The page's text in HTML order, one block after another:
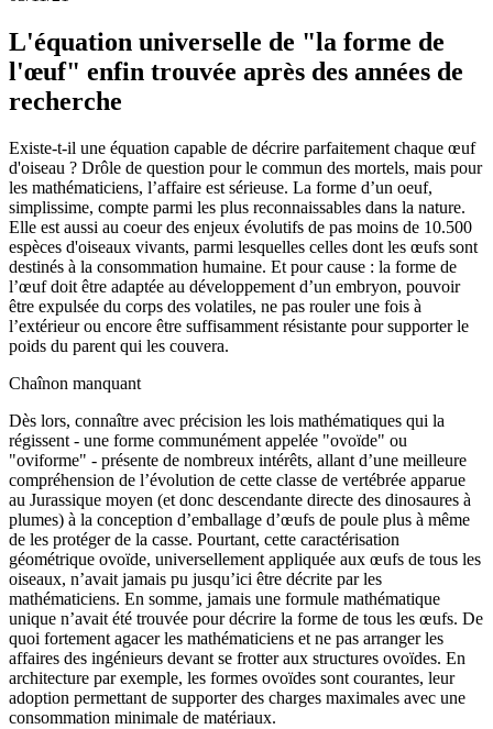
L'équation universelle de "la forme de
l'œuf" enfin trouvée après des années de
recherche
Existe-t-il une équation capable de décrire parfaitement chaque œuf
d'oiseau ? Drôle de question pour le commun des mortels, mais pour
les mathématiciens, l’affaire est sérieuse. La forme d’un oeuf,
simplissime, compte parmi les plus reconnaissables dans la nature.
Elle est aussi au coeur des enjeux évolutifs de pas moins de 10.500
espèces d'oiseaux vivants, parmi lesquelles celles dont les œufs sont
destinés à la consommation humaine. Et pour cause : la forme de
l’œuf doit être adaptée au développement d’un embryon, pouvoir
être expulsée du corps des volatiles, ne pas rouler une fois à
l’extérieur ou encore être suffisamment résistante pour supporter le
poids du parent qui les couvera.
Chaînon manquant
Dès lors, connaître avec précision les lois mathématiques qui la
régissent - une forme communément appelée "ovoïde" ou
"oviforme" - présente de nombreux intérêts, allant d’une meilleure
compréhension de l’évolution de cette classe de vertébrée apparue
au Jurassique moyen (et donc descendante directe des dinosaures à
plumes) à la conception d’emballage d’œufs de poule plus à même
de les protéger de la casse. Pourtant, cette caractérisation
géométrique ovoïde, universellement appliquée aux œufs de tous les
oiseaux, n’avait jamais pu jusqu’ici être décrite par les
mathématiciens. En somme, jamais une formule mathématique
unique n’avait été trouvée pour décrire la forme de tous les œufs. De
quoi fortement agacer les mathématiciens et ne pas arranger les
affaires des ingénieurs devant se frotter aux structures ovoïdes. En
architecture par exemple, les formes ovoïdes sont courantes, leur
adoption permettant de supporter des charges maximales avec une
consommation minimale de matériaux.